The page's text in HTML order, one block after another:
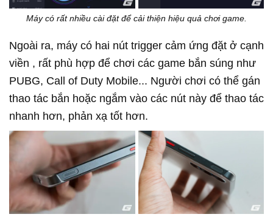
Máy có rất nhiều cài đặt để cải thiện hiệu quả chơi game.
Ngoài ra, máy có hai nút trigger cảm ứng đặt ở cạnh
viền , rất phù hợp để chơi các game bắn súng như
PUBG, Call of Duty Mobile... Người chơi có thể gán
thao tác bắn hoặc ngắm vào các nút này để thao tác
nhanh hơn, phản xạ tốt hơn.